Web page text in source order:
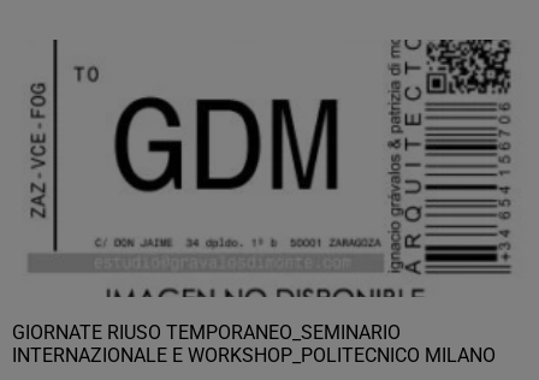
GIORNATE RIUSO TEMPORANEO_SEMINARIO
INTERNAZIONALE E WORKSHOP_POLITECNICO MILANO